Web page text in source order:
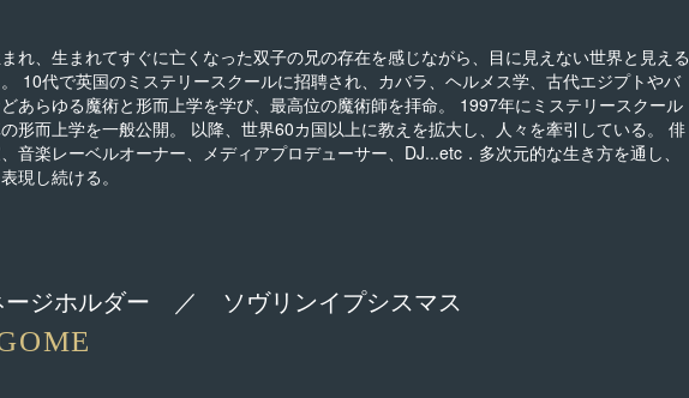
れ、生まれてすぐに亡くなった双子の兄の存在を感じながら、目に見えない世界と見える
10代で英国のミステリースクールに招聘され、カバラ、ヘルメス学、古代エジプトやバ
あらゆる魔術と形而上学を学び、最高位の魔術師を拝命。 1997年にミステリースクール
形而上学を一般公開。 以降、世界60カ国以上に教えを拡大し、人々を牽引している。 俳
音楽レーベルオーナー、メディアプロデューサー、DJ...etc．多次元的な生き方を通し、
現し続ける。
ージホルダー ／ ソヴリンイプシスマス